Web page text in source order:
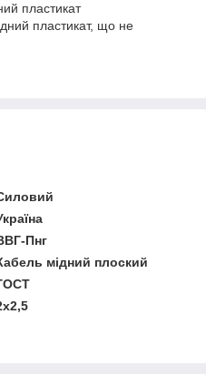
пластикат
пластикат, що не
Пнг
мідний плоский